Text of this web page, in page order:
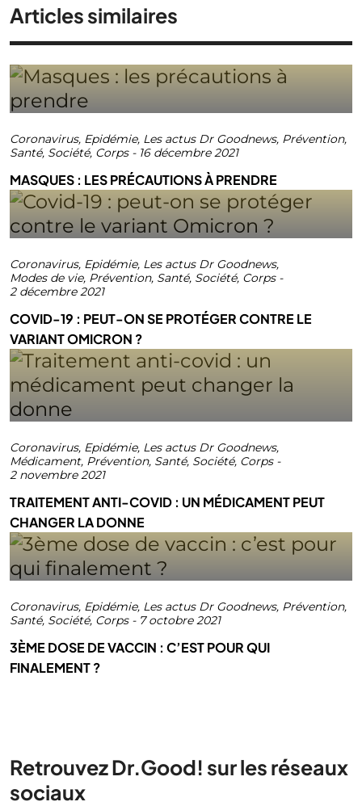
Articles similaires
Coronavirus, Epidémie, Les actus Dr Goodnews, Prévention,
Santé, Société, Corps- 16 décembre 2021
MASQUES : LES PRÉCAUTIONS À PRENDRE
Coronavirus, Epidémie, Les actus Dr Goodnews,
Modes de vie, Prévention, Santé, Société, Corps-
2 décembre 2021
COVID-19 : PEUT-ON SE PROTÉGER CONTRE LE
VARIANT OMICRON ?
Coronavirus, Epidémie, Les actus Dr Goodnews,
Médicament, Prévention, Santé, Société, Corps-
2 novembre 2021
TRAITEMENT ANTI-COVID : UN MÉDICAMENT PEUT
CHANGER LA DONNE
Coronavirus, Epidémie, Les actus Dr Goodnews, Prévention,
Santé, Société, Corps- 7 octobre 2021
3ÈME DOSE DE VACCIN : C’EST POUR QUI
FINALEMENT ?
Retrouvez Dr.Good! sur les réseaux
sociaux